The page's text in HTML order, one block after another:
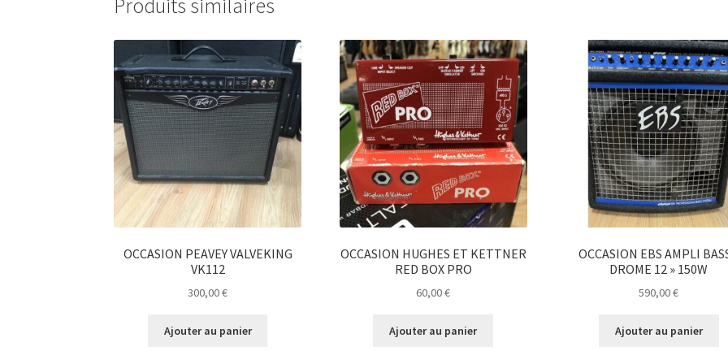
Produits similaires
OCCASION PEAVEY VALVEKING
VK112
300,00€
Ajouter au panier
OCCASION HUGHES ET KETTNER
RED BOX PRO
60,00€
Ajouter au panier
OCCASION EBS AMPLI
DROME 12 » 150W
590,00€
Ajouter au panier